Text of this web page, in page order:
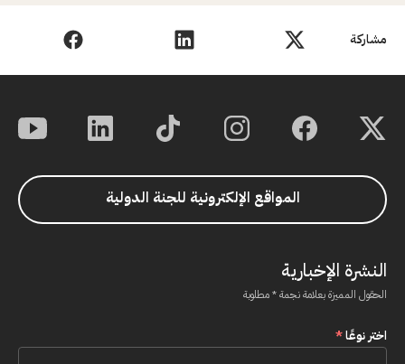
مشاركة
المواقع الإلكترونية للجنة الدولية
النشرة الإخبارية
الحقول المميزة بعلامة نجمة * مطلوبة
اختر نوعًا*